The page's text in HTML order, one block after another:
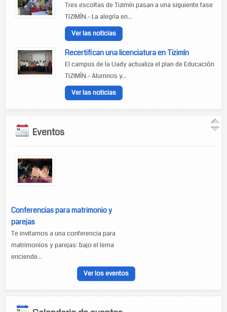
Tres escoltas de Tizimín pasan a una siguiente fase
TIZIMÍN.- La alegría en...
Ver las noticias
Recertifican una licenciatura en Tizimín
El campus de la Uady actualiza el plan de Educación
TIZIMÍN.- Alumnos y...
Ver las noticias
Eventos
Conferencias para matrimonio y
parejas
Te invitamos a una conferencia para
matrimonios y parejas: bajo el lema
enciende...
Ver los eventos